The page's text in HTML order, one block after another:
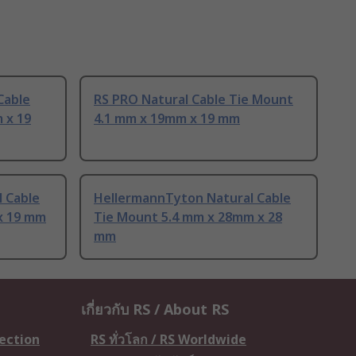
x 19
RS PRO Natural Cable Tie Mount
4.1 mm x 19mm x 19 mm
19 mm
HellermannTyton Natural Cable
Tie Mount 5.4 mm x 28mm x 28
mm
เกี่ยวกับ RS / About RS
RS ทั่วโลก / RS Worldwide